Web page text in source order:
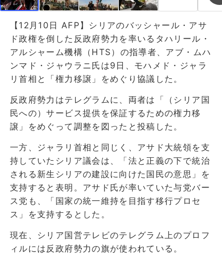
【12月10日 AFP】シリアのバッシャール・アサ
ド政権を倒した反政府勢力を率いるタハリール・
アルシャーム機構（HTS）の指導者、アブ・ムハ
ンマド・ジャウラニ氏は9日、モハメド・ジャラ
リ首相と「権力移譲」をめぐり協議した。
反政府勢力はテレグラムに、両者は「（シリア国
民への）サービス提供を保証するための権力移
譲」をめぐって調整を図ったと投稿した。
一方、ジャラリ首相と同じく、アサド大統領を支
持していたシリア議会は、「法と正義の下で統治
される新生シリアの建設に向けた国民の意思」を
支持すると表明。アサド氏が率いていた与党バー
ス党も、「国家の統一維持を目指す移行プロセ
ス」を支持するとした。
現在、シリア国営テレビのテレグラム上のプロフ
ィルには反政府勢力の旗が使われている。